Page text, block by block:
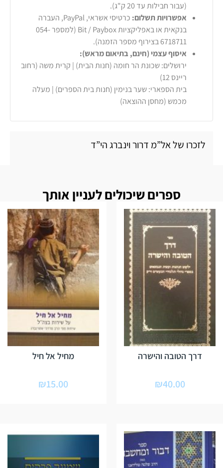
(עבור חבילות עד 20 ק"ג).
אפשרויות תשלום:
כרטיסי אשראי, PayPal, העברה
בנקאית או באפליקציות Bit / Paybox (למספר 054-
6718711 בצירוף מספר הזמנה).
איסוף עצמי (חינם, בתיאום מראש):
ירושלים: שכונת הר חומה (חנות הבית) | קרית משה (רחוב
ריינס 12)
בית הספארי: שער בנימין (חנות בית הספרים) | מעלה
מכמש (מחסן ההוצאה)
לזכרו של אל”מ דרור וינברג הי”ד
ספרים שיכולים לעניין אותך
דרך הטובה והישרה
₪40.00
מחיל אל חיל
₪15.00